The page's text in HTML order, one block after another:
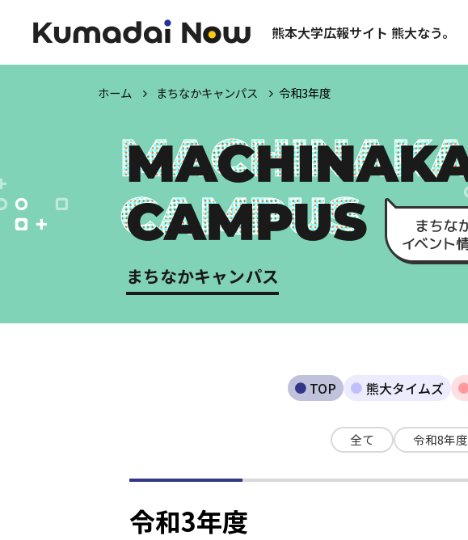
熊本大学広報サイト 熊大なう。
ホーム まちなかキャンパス 令和3年度
まちなかキャンパス
TOP 熊大タイムズ
全て 令和8年度
令和3年度